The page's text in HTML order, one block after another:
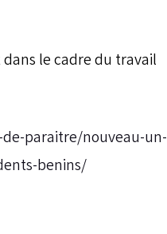
le cadre du travail
paraitre/nouveau-un-
benins/